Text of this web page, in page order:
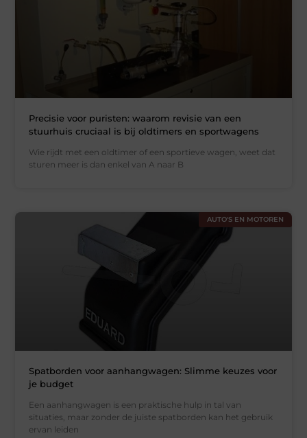
Precisie voor puristen: waarom revisie van een
stuurhuis cruciaal is bij oldtimers en sportwagens
Wie rijdt met een oldtimer of een sportieve wagen, weet dat
sturen meer is dan enkel van A naar B
AUTO'S EN MOTOREN
Spatborden voor aanhangwagen: Slimme keuzes voor
je budget
Een aanhangwagen is een praktische hulp in tal van
situaties, maar zonder de juiste spatborden kan het gebruik
ervan leiden